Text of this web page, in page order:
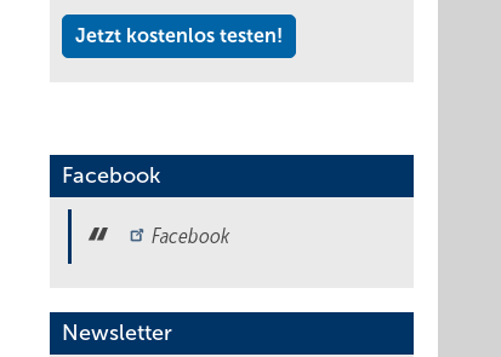
Jetzt kostenlos testen!
Facebook
Facebook
Newsletter